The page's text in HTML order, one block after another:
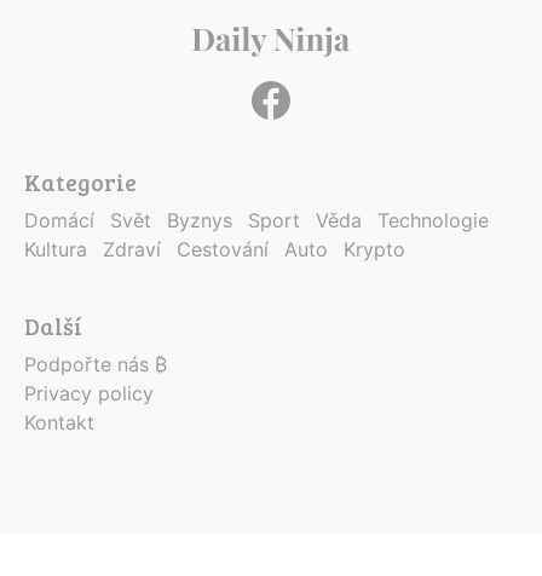
Kategorie
Domácí Svět Byznys Sport Věda
Technologie
Kultura
Zdraví Cestování Auto Krypto
Další
Podpořte nás ₿
Privacy policy
Kontakt